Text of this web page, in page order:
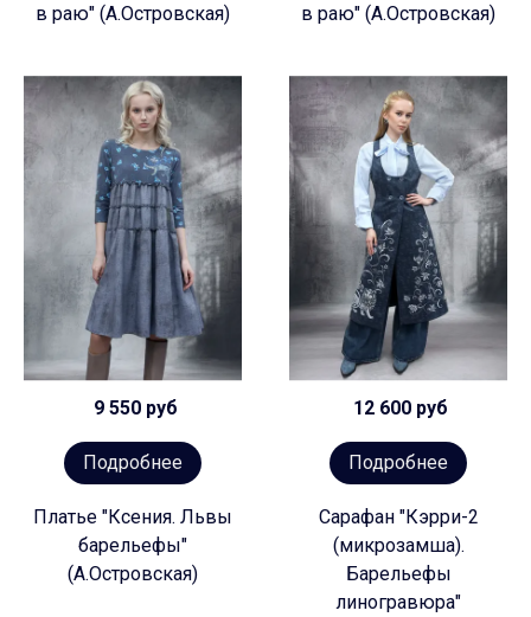
в раю" (А.Островская)
в раю" (А.Островская)
9 550 руб
Подробнее
Платье "Ксения. Львы
барельефы"
(А.Островская)
12 600 руб
Подробнее
Сарафан "Кэрри-2
(микрозамша).
Барельефы
линогравюра"